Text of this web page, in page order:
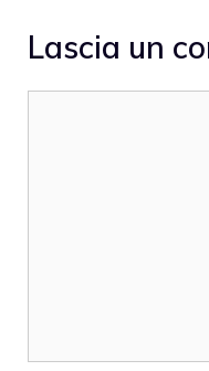
Lascia un